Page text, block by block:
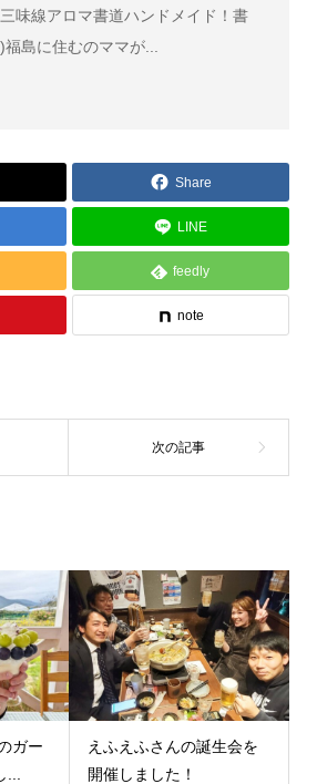
味線アロマ書道ハンドメイド！書
福島に住むのママが...
Share
LINE
feedly
note
ガー
えふえふさんの誕生会を
開催しました！